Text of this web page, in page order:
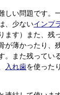
しい問題です。
、少ないインプ
ます）また、残
が薄かったり、
。また残ってい
入れ歯を使った